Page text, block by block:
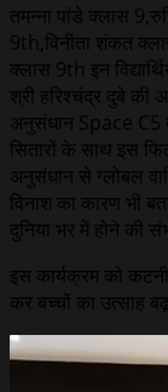
तमन्ना पांडे क्लास
9th,विनीता शंकत
क्लास 9th इन
श्री हरिश्चंद्र दुबे की
अनुसंधान Space C5
सितारों के साथ इस
अनुसंधान से ग्लोबल
विनाश का कारण भी
दुनिया भर में होने की
इस कार्यक्रम को
कर बच्चों का उत्साह